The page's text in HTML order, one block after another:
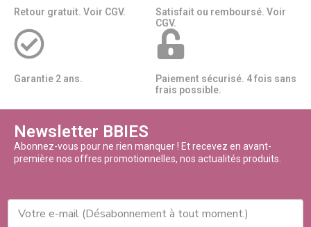
Retour gratuit. Voir CGV.
Satisfait ou remboursé. Voir
CGV.
Garantie 2 ans.
Paiement sécurisé. 4 fois sans
frais possible.
Newsletter BBIES
Abonnez-vous pour ne rien manquer ! Et recevez en avant-
première nos offres promotionnelles, nos actualités produits.